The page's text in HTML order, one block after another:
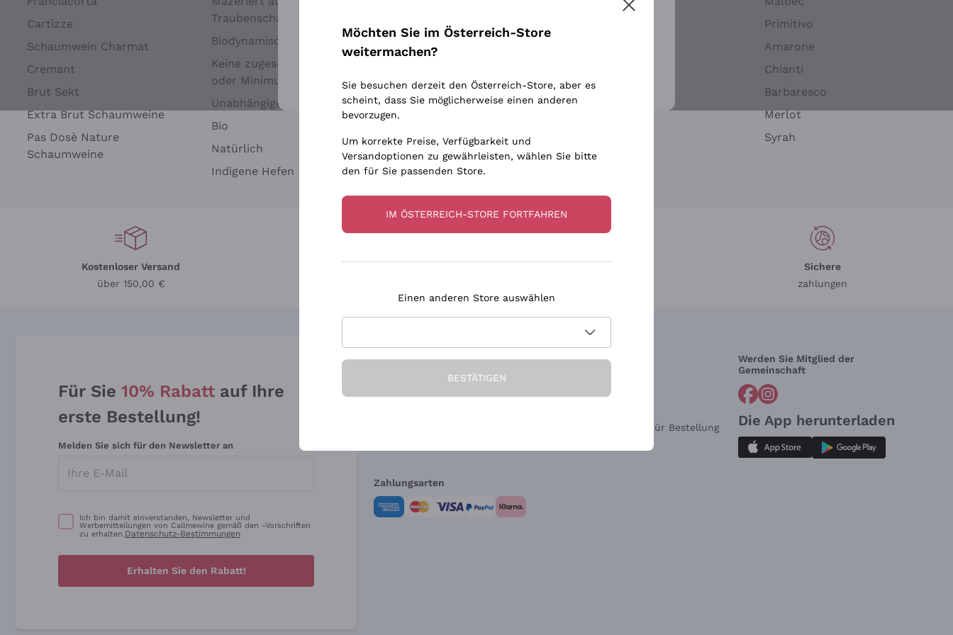
Cartizze
Schaumwein Charmat
Cremant
Brut Sekt
Extra Brut Schaumweine
Pas Dosè Nature
Schaumweine
Traubenschalen
Biodynamisch
Keine zugesetzten Sulfite
oder Minimum
Unabhängige Weinbauern
Bio
Natürlich
Indigene Hefen
Occhipinti Arianna
Biondi Santi
Argiolas
Zenato
Ca' dei Frati
Chardonnay
Primitivo
Amarone
Chianti
Barbaresco
Merlot
Syrah
Kostenloser Versand
über 150,00 €
Sichere
zahlungen
Für Sie 10% Rabatt auf Ihre
erste Bestellung!
Melden Sie sich für den Newsletter an
Ich bin damit einverstanden, Newsletter und
Werbemitteilungen von Callmewine gemäß den -Vorschriften
zu erhalten.Datenschutz-Bestimmungen
Erhalten Sie den Rabatt!
Die Firma Brauchen Sie Hilfe?
Widerrufsformular für Bestellung
Werden Sie Mitglied der
Gemeinschaft
Die App herunterladen
Zahlungsarten
Weitere Informationen finden Sie in unserem Datenschutz-Bestimmungen
Möchten Sie im Österreich-Store
weitermachen?
Sie besuchen derzeit den Österreich-Store, aber es
scheint, dass Sie möglicherweise einen anderen
bevorzugen.
Um korrekte Preise, Verfügbarkeit und
Versandoptionen zu gewährleisten, wählen Sie bitte
den für Sie passenden Store.
IM ÖSTERREICH-STORE FORTFAHREN
Einen anderen Store auswählen
BESTÄTIGEN